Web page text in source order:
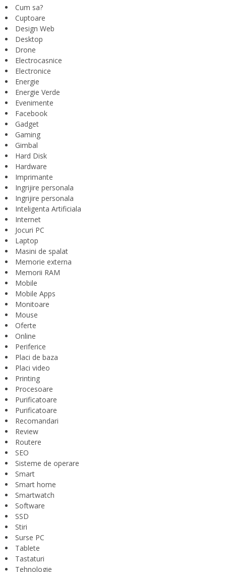
Cum sa?
Cuptoare
Design Web
Desktop
Drone
Electrocasnice
Electronice
Energie
Energie Verde
Evenimente
Facebook
Gadget
Gaming
Gimbal
Hard Disk
Hardware
Imprimante
Ingrijire personala
Ingrijire personala
Inteligenta Artificiala
Internet
Jocuri PC
Laptop
Masini de spalat
Memorie externa
Memorii RAM
Mobile
Mobile Apps
Monitoare
Mouse
Oferte
Online
Periferice
Placi de baza
Placi video
Printing
Procesoare
Purificatoare
Purificatoare
Recomandari
Review
Routere
SEO
Sisteme de operare
Smart
Smart home
Smartwatch
Software
SSD
Stiri
Surse PC
Tablete
Tastaturi
Tehnologie